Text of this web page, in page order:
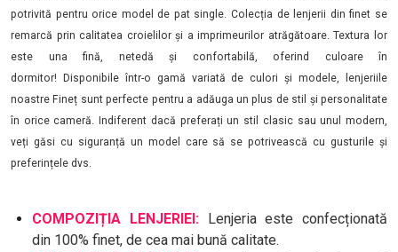
potrivită pentru orice model de pat single. Colecția de lenjerii din finet se
remarcă prin calitatea croielilor și a imprimeurilor atrăgătoare. Textura lor
este una fină, netedă și confortabilă, oferind culoare în
dormitor! Disponibile într-o gamă variată de culori și modele, lenjeriile
noastre Fineț sunt perfecte pentru a adăuga un plus de stil și personalitate
în orice cameră. Indiferent dacă preferați un stil clasic sau unul modern,
veți găsi cu siguranță un model care să se potrivească cu gusturile și
preferințele dvs.
COMPOZIȚIA LENJERIEI: Lenjeria este confecționată
din 100% finet, de cea mai bună calitate.